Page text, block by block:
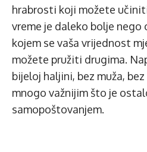
hrabrosti koji možete
vreme je daleko bolje
kojem se vaša vrijednost
možete pružiti drugima.
bijeloj haljini, bez muža,
mnogo važnijim što je
samopoštovanjem.